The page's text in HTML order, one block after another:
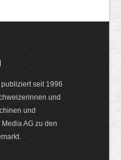
seit 1996
und
und
AG zu den